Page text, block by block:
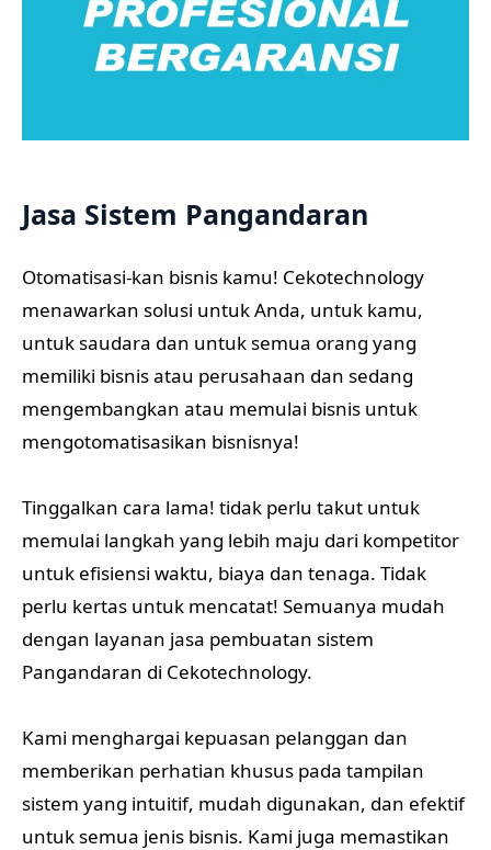
Jasa Sistem Pangandaran
Otomatisasi-kan bisnis kamu! Cekotechnology
menawarkan solusi untuk Anda, untuk kamu,
untuk saudara dan untuk semua orang yang
memiliki bisnis atau perusahaan dan sedang
mengembangkan atau memulai bisnis untuk
mengotomatisasikan bisnisnya!
Tinggalkan cara lama! tidak perlu takut untuk
memulai langkah yang lebih maju dari kompetitor
untuk efisiensi waktu, biaya dan tenaga. Tidak
perlu kertas untuk mencatat! Semuanya mudah
dengan layanan jasa pembuatan sistem
Pangandaran di Cekotechnology.
Kami menghargai kepuasan pelanggan dan
memberikan perhatian khusus pada tampilan
sistem yang intuitif, mudah digunakan, dan efektif
untuk semua jenis bisnis. Kami juga memastikan